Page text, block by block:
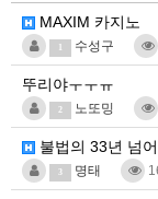
MAXIM 카지노
수성구
뚜리야ㅜㅜㅠ
2 노또밍
불법의 33년 넘
3 명태